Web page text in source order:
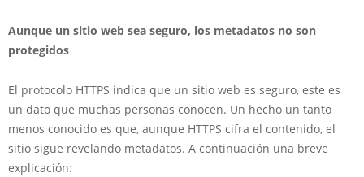
Aunque un sitio web sea seguro, los metadatos no son
protegidos
El protocolo HTTPS indica que un sitio web es seguro, este es
un dato que muchas personas conocen. Un hecho un tanto
menos conocido es que, aunque HTTPS cifra el contenido, el
sitio sigue revelando metadatos. A continuación una breve
explicación: